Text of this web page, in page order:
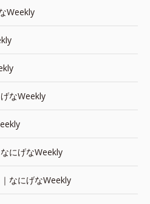
Weekly
なWeekly
にげなWeekly
なにげなWeekly